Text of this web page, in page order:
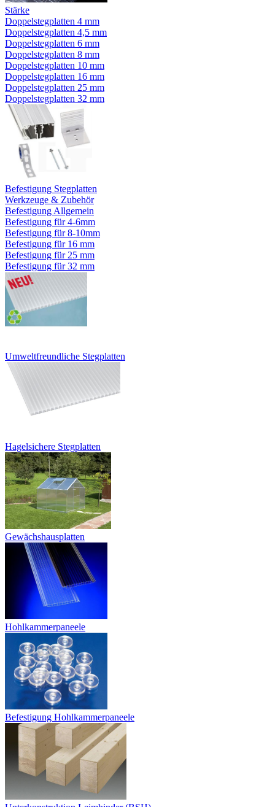
Stärke
Doppelstegplatten 4 mm
Doppelstegplatten 4,5 mm
Doppelstegplatten 6 mm
Doppelstegplatten 8 mm
Doppelstegplatten 10 mm
Doppelstegplatten 16 mm
Doppelstegplatten 25 mm
Doppelstegplatten 32 mm
Befestigung Stegplatten
Werkzeuge & Zubehör
Befestigung Allgemein
Befestigung für 4-6mm
Befestigung für 8-10mm
Befestigung für 16 mm
Befestigung für 25 mm
Befestigung für 32 mm
Umweltfreundliche Stegplatten
Hagelsichere Stegplatten
Gewächshausplatten
Hohlkammerpaneele
Befestigung Hohlkammerpaneele